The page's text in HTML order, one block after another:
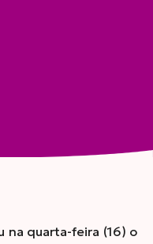
na quarta-feira (16) o